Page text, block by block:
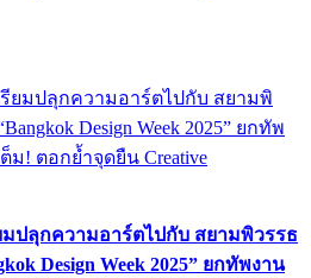
ปลุกความอาร์ตไปกับ สยามพิวรรธ
Design Week 2025” ยกทัพงาน